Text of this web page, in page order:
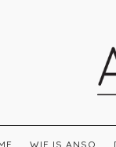
WIE IS ANSO